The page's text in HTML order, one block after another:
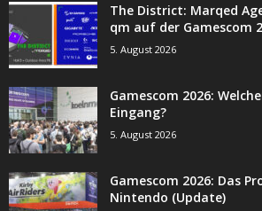
The District: Marqed
qm auf der Gamescom
5. August 2026
Gamescom 2026:
Eingang?
5. August 2026
Gamescom 2026: Das
Nintendo (Update)